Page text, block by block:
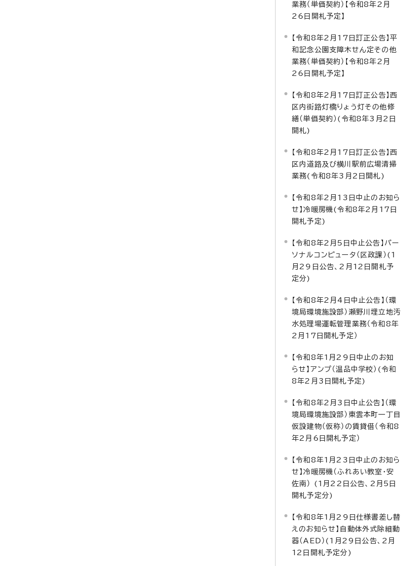
業務（単価契約）【令和8年2月
26日開札予定】
【令和8年2月17日訂正公告】平
和記念公園支障木せん定その他
業務（単価契約）【令和8年2月
26日開札予定】
【令和8年2月17日訂正公告】西
区内街路灯橋りょう灯その他修
繕（単価契約）(令和8年3月2日
開札)
【令和8年2月17日訂正公告】西
区内道路及び横川駅前広場清掃
業務(令和8年3月2日開札)
【令和8年2月13日中止のお知ら
せ】冷暖房機(令和8年2月17日
開札予定)
【令和8年2月5日中止公告】パー
ソナルコンピュータ（区政課）(1
月29日公告、2月12日開札予
定分)
【令和8年2月4日中止公告】（環
境局環境施設部）瀬野川埋立地汚
水処理場運転管理業務（令和8年
2月17日開札予定）
【令和8年1月29日中止のお知
らせ】アンプ（温品中学校）(令和
8年2月3日開札予定)
【令和8年2月3日中止公告】（環
境局環境施設部）東雲本町一丁目
仮設建物（仮称）の賃貸借（令和8
年2月6日開札予定）
【令和8年1月23日中止のお知ら
せ】冷暖房機（ふれあい教室・安
佐南） (1月22日公告、2月5日
開札予定分)
【令和8年1月29日仕様書差し替
えのお知らせ】自動体外式除細動
器（AED）(1月29日公告、2月
12日開札予定分)